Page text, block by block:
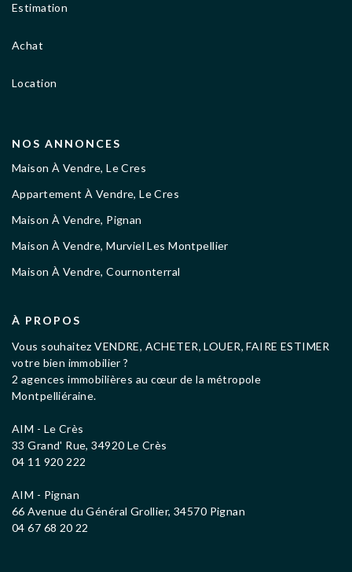
Estimation
Achat
Location
NOS ANNONCES
Maison À Vendre, Le Cres
Appartement À Vendre, Le Cres
Maison À Vendre, Pignan
Maison À Vendre, Murviel Les Montpellier
Maison À Vendre, Cournonterral
À PROPOS
Vous souhaitez VENDRE, ACHETER, LOUER, FAIRE ESTIMER
votre bien immobilier ?
2 agences immobilières au cœur de la métropole
Montpelliéraine.
AIM - Le Crès
33 Grand' Rue, 34920 Le Crès
04 11 920 222
AIM - Pignan
66 Avenue du Général Grollier, 34570 Pignan
04 67 68 20 22